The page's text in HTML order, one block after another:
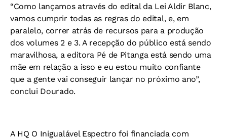
“Como lançamos através do edital da Lei Aldir Blanc,
vamos cumprir todas as regras do edital, e, em
paralelo, correr atrás de recursos para a produção
dos volumes 2 e 3. A recepção do público está sendo
maravilhosa, a editora Pé de Pitanga está sendo uma
mãe em relação a isso e eu estou muito confiante
que a gente vai conseguir lançar no próximo ano”,
conclui Dourado.
A HQ O Inigualável Espectro foi financiada com